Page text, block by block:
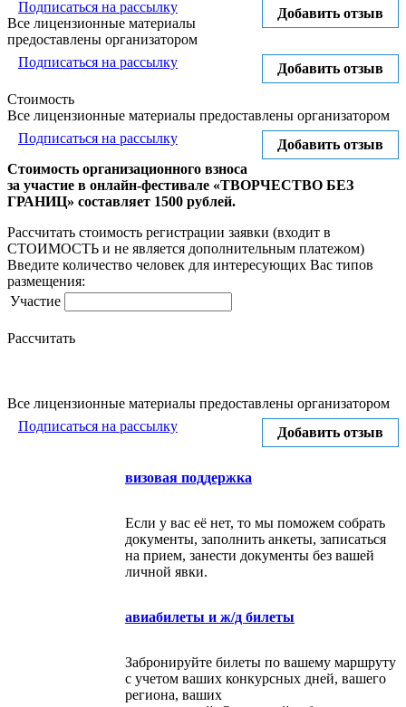
Добавить отзыв
Подписаться на рассылку
Все лицензионные материалы
предоставлены организатором
Добавить отзыв
Подписаться на рассылку
Стоимость
Все лицензионные материалы предоставлены организатором
Добавить отзыв
Подписаться на рассылку
Стоимость организационного взноса
за участие в онлайн-фестивале «ТВОРЧЕСТВО БЕЗ
ГРАНИЦ» составляет 1500 рублей.
Рассчитать стоимость регистрации заявки (входит в
СТОИМОСТЬ и не является дополнительным платежом)
Введите количество человек для интересующих Вас типов
размещения:
Участие
Рассчитать
Все лицензионные материалы предоставлены организатором
Добавить отзыв
Подписаться на рассылку
визовая поддержка
Если у вас её нет, то мы поможем собрать
документы, заполнить анкеты, записаться
на прием, занести документы без вашей
личной явки.
авиабилеты и ж/д билеты
Забронируйте билеты по вашему маршруту
с учетом ваших конкурсных дней, вашего
региона, ваших